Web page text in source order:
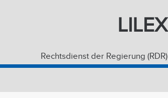
LILEX
Rechtsdienst der Regierung (RDR)